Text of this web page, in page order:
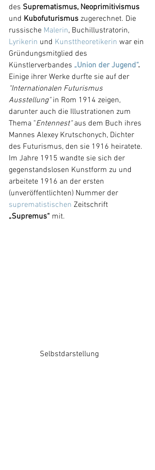
des Suprematismus, Neoprimitivismus
und Kubofuturismus zugerechnet. Die
russische Malerin, Buchillustratorin,
Lyrikerin und Kunsttheoretikerin war ein
Gründungsmitglied des
Künstlerverbandes „Union der Jugend“.
Einige ihrer Werke durfte sie auf der
"Internationalen Futurismus
Ausstellung" in Rom 1914 zeigen,
darunter auch die Illustrationen zum
Thema "Entennest" aus dem Buch ihres
Mannes Alexey Krutschonych, Dichter
des Futurismus, den sie 1916 heiratete.
Im Jahre 1915 wandte sie sich der
gegenstandslosen Kunstform zu und
arbeitete 1916 an der ersten
(unveröffentlichten) Nummer der
suprematistischen Zeitschrift
„Supremus“ mit.
	      Selbstdarstellung